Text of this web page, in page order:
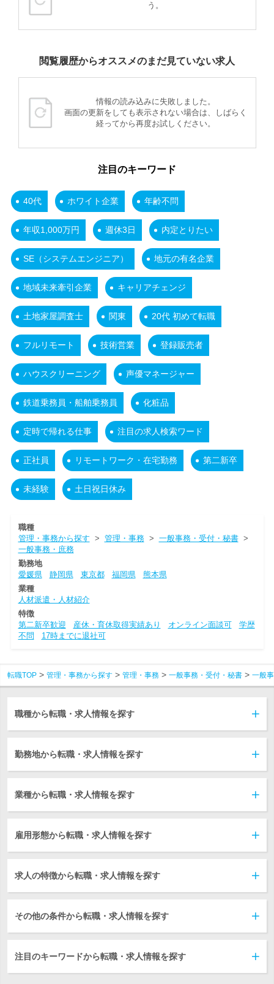
う。
閲覧履歴からオススメのまだ見ていない求人
情報の読み込みに失敗しました。
画面の更新をしても表示されない場合は、しばらく
経ってから再度お試しください。
注目のキーワード
40代 ホワイト企業 年齢不問
年収1,000万円 週休3日 内定とりたい
SE（システムエンジニア） 地元の有名企業
地域未来牽引企業 キャリアチェンジ
土地家屋調査士 関東 20代 初めて転職
フルリモート 技術営業 登録販売者
ハウスクリーニング 声優マネージャー
鉄道乗務員・船舶乗務員 化粧品
定時で帰れる仕事 注目の求人検索ワード
正社員 リモートワーク・在宅勤務 第二新卒
未経験 土日祝日休み
職種
管理・事務から探す > 管理・事務> 一般事務・受付・秘書>
一般事務・庶務
勤務地
愛媛県
静岡県 東京都 福岡県
熊本県
業種
人材派遣・人材紹介
特徴
第二新卒歓迎
産休・育休取得実績あり オンライン面談可
学歴
不問
17時までに退社可
転職TOP 管理・事務から探す 管理・事務 一般事務・受付・秘書 一般
職種から転職・求人情報を探す
勤務地から転職・求人情報を探す
業種から転職・求人情報を探す
雇用形態から転職・求人情報を探す
求人の特徴から転職・求人情報を探す
その他の条件から転職・求人情報を探す
注目のキーワードから転職・求人情報を探す